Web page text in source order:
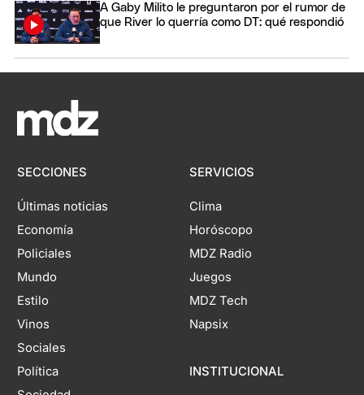
A Gaby Milito le preguntaron por el rumor de
que River lo querría como DT: qué respondió
SECCIONES
Últimas noticias
Economía
Policiales
Mundo
Estilo
Vinos
Sociales
Política
SERVICIOS
Clima
Horóscopo
MDZ Radio
Juegos
MDZ Tech
Napsix
INSTITUCIONAL